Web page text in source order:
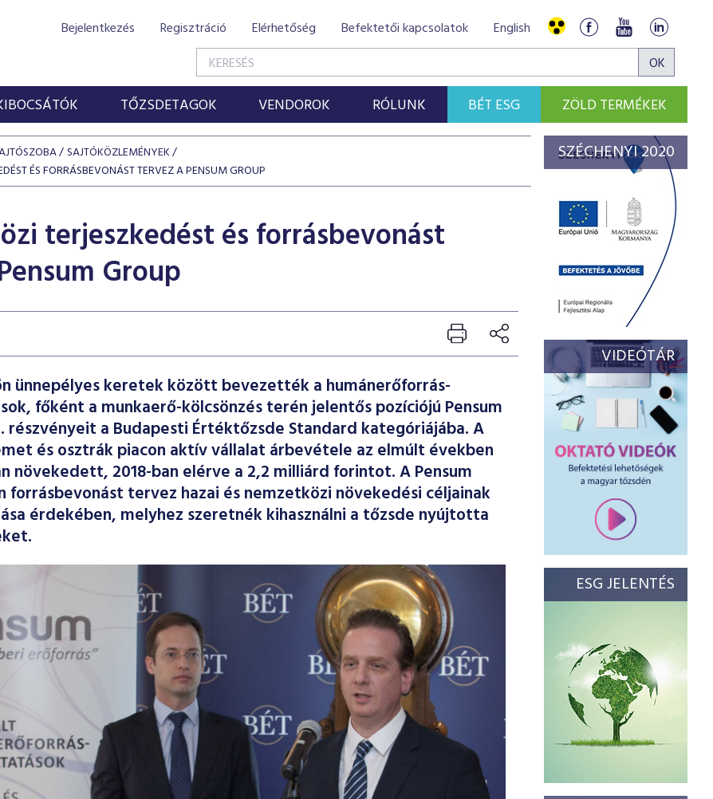
Bejelentkezés Regisztráció Elérhetőség Befektetői kapcsolatok English
TŐZSDETAGOK VENDOROK RÓLUNK BÉT ESG ZÖLD TERMÉKEK
SAJTÓKÖZLEMÉNYEK
ÉS FORRÁSBEVONÁST TERVEZ A PENSUM GROUP
terjeszkedést és forrásbevonást
Group
ünnepélyes keretek között bevezették a humánerőforrás-
főként a munkaerő-kölcsönzés terén jelentős pozíciójú Pensum
részvényeit a Budapesti Értéktőzsde Standard kategóriájába. A
és osztrák piacon aktív vállalat árbevétele az elmúlt években
növekedett, 2018-ban elérve a 2,2 milliárd forintot. A Pensum
forrásbevonást tervez hazai és nemzetközi növekedési céljainak
érdekében, melyhez szeretnék kihasználni a tőzsde nyújtotta
SZÉCHENYI 2020
VIDEÓTÁR
ESG JELENTÉS